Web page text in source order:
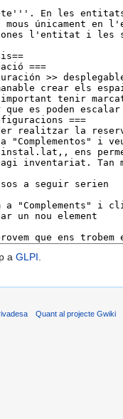
a GLPI.
Quant al projecte Gwiki